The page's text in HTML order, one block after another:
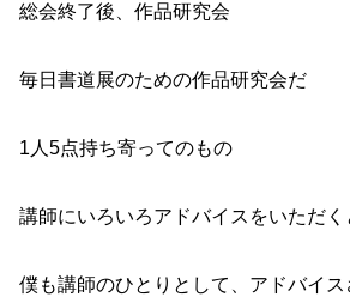
総会終了後、作品研究会
毎日書道展のための作品研究会だ
1人5点持ち寄ってのもの
講師にいろいろアドバイスをいただく
僕も講師のひとりとして、アドバイス